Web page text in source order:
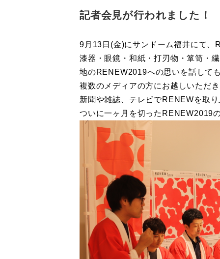
記者会見が行われました！
9月13日(金)にサンドーム福井にて
漆器・眼鏡・和紙・打刃物・箪笥・
地のRENEW2019への思いを話して
複数のメディアの方にお越しいただ
新聞や雑誌、テレビでRENEWを取
ついに一ヶ月を切ったRENEW2019